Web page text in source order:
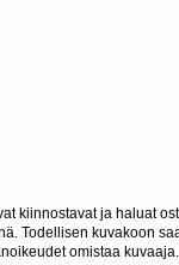
kiinnostavat ja haluat
Todellisen kuvakoon
omistaa kuvaaja.